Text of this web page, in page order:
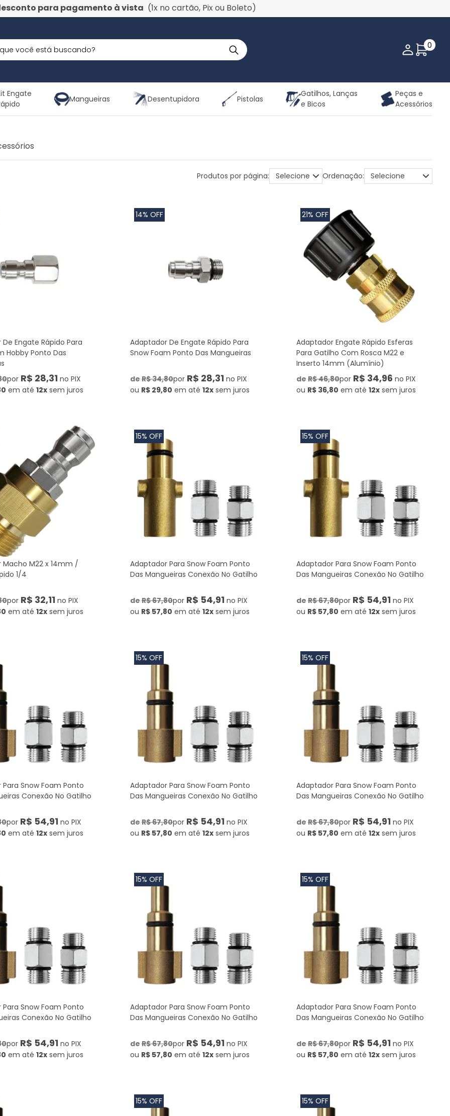
para pagamento à vista (1x no cartão, Pix ou Boleto)
Minha
0
Engate
Mangueiras Desentupidora Pistolas
Gatilhos, Lanças
e Bicos
Peças e
Acessórios
Produtos por página: Ordenação:
Engate Rápido Para
Hobby Ponto Das
por R$ 28,31 no PIX
em até 12x sem juros
14% OFF
Adaptador De Engate Rápido Para
Snow Foam Ponto Das Mangueiras
de R$ 34,80por R$ 28,31 no PIX
ou R$ 29,80 em até 12x sem juros
21% OFF
Adaptador Engate Rápido Esferas
Para Gatilho Com Rosca M22 e
Inserto 14mm (Alumínio)
de R$ 46,80por R$ 34,96 no PIX
ou R$ 36,80 em até 12x sem juros
M22 x 14mm /
1/4
por R$ 32,11 no PIX
em até 12x sem juros
15% OFF
Adaptador Para Snow Foam Ponto
Das Mangueiras Conexão No Gatilho
de R$ 67,80por R$ 54,91 no PIX
ou R$ 57,80 em até 12x sem juros
15% OFF
Adaptador Para Snow Foam Ponto
Das Mangueiras Conexão No Gatilho
de R$ 67,80por R$ 54,91 no PIX
ou R$ 57,80 em até 12x sem juros
Snow Foam Ponto
Conexão No Gatilho
por R$ 54,91 no PIX
em até 12x sem juros
15% OFF
Adaptador Para Snow Foam Ponto
Das Mangueiras Conexão No Gatilho
de R$ 67,80por R$ 54,91 no PIX
ou R$ 57,80 em até 12x sem juros
15% OFF
Adaptador Para Snow Foam Ponto
Das Mangueiras Conexão No Gatilho
de R$ 67,80por R$ 54,91 no PIX
ou R$ 57,80 em até 12x sem juros
Snow Foam Ponto
Conexão No Gatilho
por R$ 54,91 no PIX
em até 12x sem juros
15% OFF
Adaptador Para Snow Foam Ponto
Das Mangueiras Conexão No Gatilho
de R$ 67,80por R$ 54,91 no PIX
ou R$ 57,80 em até 12x sem juros
15% OFF
Adaptador Para Snow Foam Ponto
Das Mangueiras Conexão No Gatilho
de R$ 67,80por R$ 54,91 no PIX
ou R$ 57,80 em até 12x sem juros
15% OFF 15% OFF